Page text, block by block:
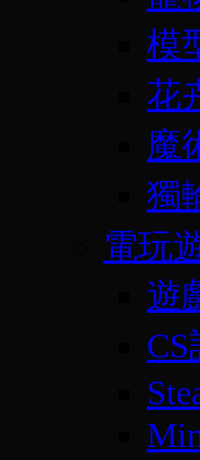
模
花
魔
獨
電玩
遊